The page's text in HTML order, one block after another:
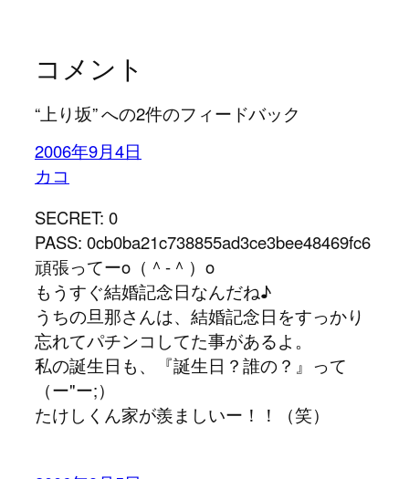
コメント
“上り坂” への2件のフィードバック
2006年9月4日
カコ
SECRET: 0
PASS: 0cb0ba21c738855ad3ce3bee48469fc6
頑張ってーo（＾-＾）o
もうすぐ結婚記念日なんだね♪
うちの旦那さんは、結婚記念日をすっかり
忘れてパチンコしてた事があるよ。
私の誕生日も、『誕生日？誰の？』って
（ー"ー;）
たけしくん家が羨ましいー！！（笑）